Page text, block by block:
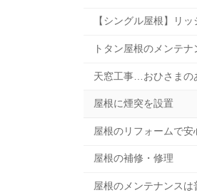
【シングル屋根】リッ
トタン屋根のメンテ
天窓工事…おひさまの
屋根に煙突を設置
屋根のリフォームで安
屋根の補修・修理
屋根のメンテナンスは